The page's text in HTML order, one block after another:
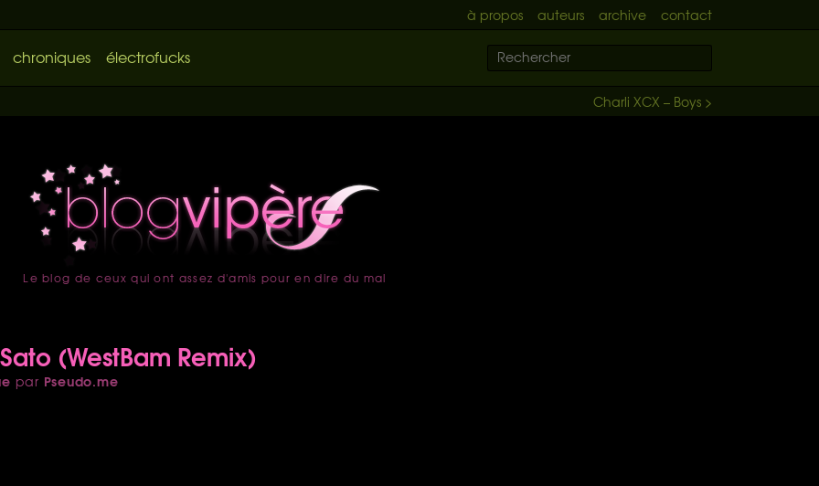
à propos auteurs archive contact
chroniques électrofucks
Charli XCX – Boys >
accueil
Le blog de ceux qui ont assez d'amis pour en dire du mal
(WestBam Remix)
par Pseudo.me